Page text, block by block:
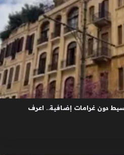
دون غرامات إضافية.. اعرف